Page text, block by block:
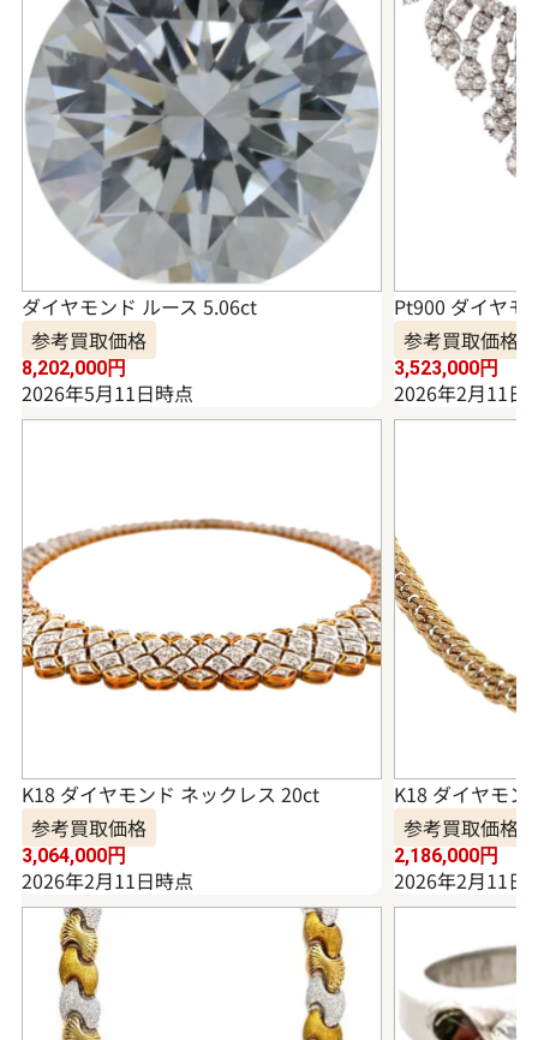
ダイヤモンド ルース 5.06ct
参考買取価格
8,202,000円
2026年5月11日時点
Pt900 ダイヤモ
参考買取価格
3,523,000円
2026年2月11日
K18 ダイヤモンド ネックレス 20ct
参考買取価格
3,064,000円
2026年2月11日時点
K18 ダイヤモン
参考買取価格
2,186,000円
2026年2月11日